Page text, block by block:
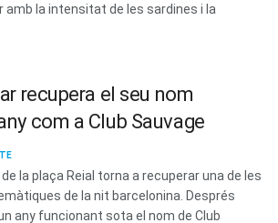
la intensitat de les sardines i la
recupera el seu nom
com a Club Sauvage
la plaça Reial torna a recuperar una de les
de la nit barcelonina. Després
any funcionant sota el nom de Club